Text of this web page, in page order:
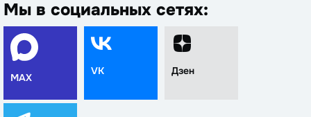
Мы в социальных сетях:
MAX
VK Дзен